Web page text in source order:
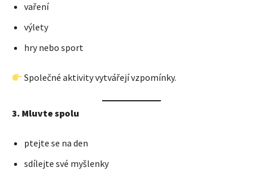
vaření
výlety
hry nebo sport
Společné aktivity vytvářejí vzpomínky.
3. Mluvte spolu
ptejte se na den
sdílejte své myšlenky